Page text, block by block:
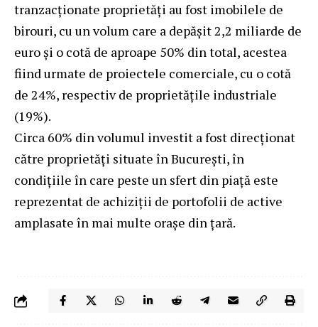
tranzacționate proprietăți au fost imobilele de
birouri, cu un volum care a depășit 2,2 miliarde de
euro și o cotă de aproape 50% din total, acestea
fiind urmate de proiectele comerciale, cu o cotă
de 24%, respectiv de proprietățile industriale
(19%).
Circa 60% din volumul investit a fost direcționat
către proprietăți situate în București, în
condițiile în care peste un sfert din piață este
reprezentat de achiziții de portofolii de active
amplasate în mai multe orașe din țară.